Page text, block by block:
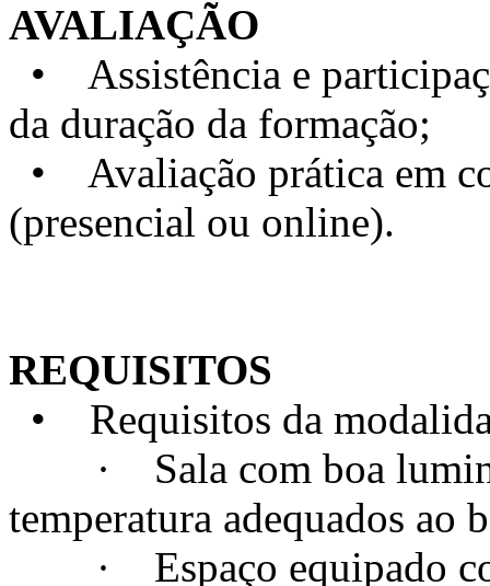
AVALIAÇÃO
• Assistência e
da duração da formação;
• Avaliação prática em
(presencial ou online).
REQUISITOS
• Requisitos da
· Sala com boa
temperatura adequados ao
· Espaço equipado